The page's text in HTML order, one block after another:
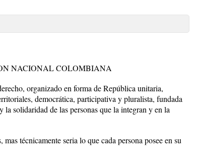
NACIONAL COLOMBIANA
organizado en forma de República unitaria,
democrática, participativa y pluralista, fundada
solidaridad de las personas que la integran y en la
técnicamente seria lo que cada persona posee en su